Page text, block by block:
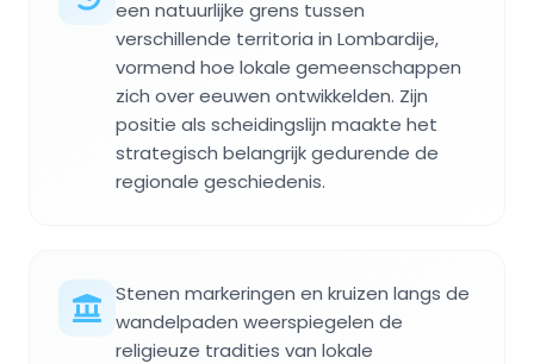
een natuurlijke grens tussen
verschillende territoria in Lombardije,
vormend hoe lokale gemeenschappen
zich over eeuwen ontwikkelden. Zijn
positie als scheidingslijn maakte het
strategisch belangrijk gedurende de
regionale geschiedenis.
Stenen markeringen en kruizen langs de
wandelpaden weerspiegelen de
religieuze tradities van lokale